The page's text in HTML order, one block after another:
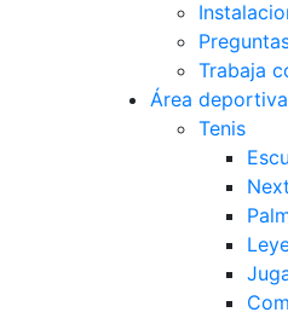
Trabaja
Área deportiva
Tenis